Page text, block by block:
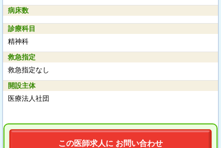
病床数
診療科目
精神科
救急指定
救急指定なし
開設主体
医療法人社団
この医師求人に お問い合わせ